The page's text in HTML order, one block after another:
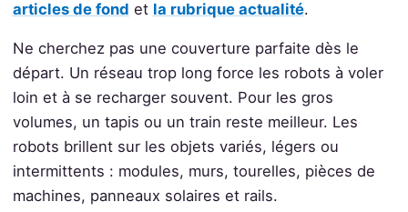
articles de fond et la rubrique actualité.
Ne cherchez pas une couverture parfaite dès le
départ. Un réseau trop long force les robots à voler
loin et à se recharger souvent. Pour les gros
volumes, un tapis ou un train reste meilleur. Les
robots brillent sur les objets variés, légers ou
intermittents : modules, murs, tourelles, pièces de
machines, panneaux solaires et rails.